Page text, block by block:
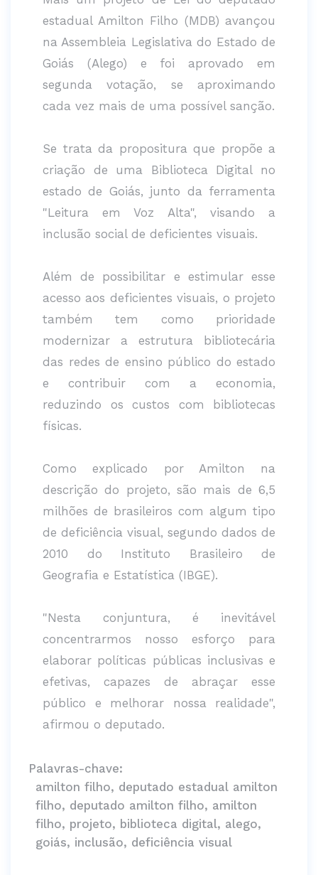
estadual Amilton Filho (MDB) avançou
na Assembleia Legislativa do Estado de
Goiás (Alego) e foi aprovado em
segunda votação, se aproximando
cada vez mais de uma possível sanção.
Se trata da propositura que propõe a
criação de uma Biblioteca Digital no
estado de Goiás, junto da ferramenta
"Leitura em Voz Alta", visando a
inclusão social de deficientes visuais.
Além de possibilitar e estimular esse
acesso aos deficientes visuais, o projeto
também tem como prioridade
modernizar a estrutura bibliotecária
das redes de ensino público do estado
e contribuir com a economia,
reduzindo os custos com bibliotecas
físicas.
Como explicado por Amilton na
descrição do projeto, são mais de 6,5
milhões de brasileiros com algum tipo
de deficiência visual, segundo dados de
2010 do Instituto Brasileiro de
Geografia e Estatística (IBGE).
"Nesta conjuntura, é inevitável
concentrarmos nosso esforço para
elaborar políticas públicas inclusivas e
efetivas, capazes de abraçar esse
público e melhorar nossa realidade",
afirmou o deputado.
Palavras-chave:
amilton filho, deputado estadual amilton
filho, deputado amilton filho, amilton
filho, projeto, biblioteca digital, alego,
goiás, inclusão, deficiência visual